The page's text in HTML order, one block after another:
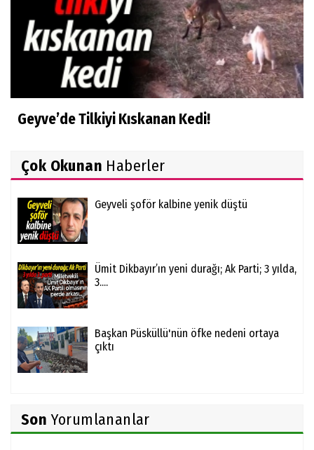
Geyve’de Tilkiyi Kıskanan Kedi!
Çok Okunan Haberler
Geyveli şoför kalbine yenik düştü
Ümit Dikbayır’ın yeni durağı; Ak Parti; 3 yılda,
3....
Başkan Püsküllü'nün öfke nedeni ortaya
çıktı
Son Yorumlananlar